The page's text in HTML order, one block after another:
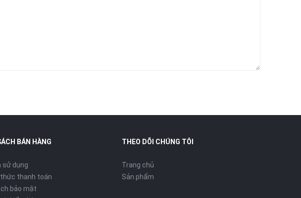
BÁN HÀNG
sử dụng
thanh toán
bảo mật
THEO DÕI CHÚNG TÔI
Trang chủ
Sản phẩm